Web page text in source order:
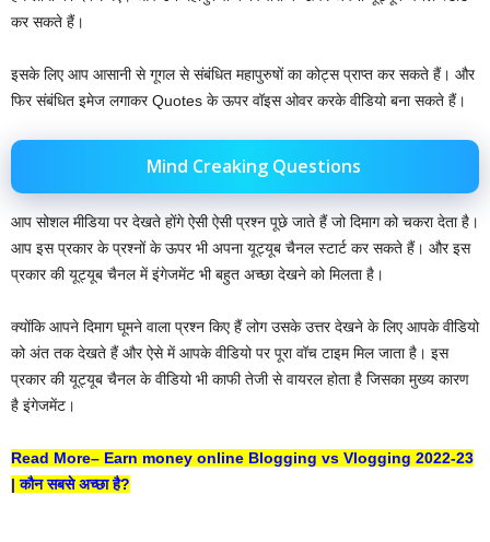
कर सकते हैं।
इसके लिए आप आसानी से गूगल से संबंधित महापुरुषों का कोट्स प्राप्त कर सकते हैं। और
फिर संबंधित इमेज लगाकर Quotes के ऊपर वॉइस ओवर करके वीडियो बना सकते हैं।
Mind Creaking Questions
आप सोशल मीडिया पर देखते होंगे ऐसी ऐसी प्रश्न पूछे जाते हैं जो दिमाग को चकरा देता है।
आप इस प्रकार के प्रश्नों के ऊपर भी अपना यूट्यूब चैनल स्टार्ट कर सकते हैं। और इस
प्रकार की यूट्यूब चैनल में इंगेजमेंट भी बहुत अच्छा देखने को मिलता है।
क्योंकि आपने दिमाग घूमने वाला प्रश्न किए हैं लोग उसके उत्तर देखने के लिए आपके वीडियो
को अंत तक देखते हैं और ऐसे में आपके वीडियो पर पूरा वॉच टाइम मिल जाता है। इस
प्रकार की यूट्यूब चैनल के वीडियो भी काफी तेजी से वायरल होता है जिसका मुख्य कारण
है इंगेजमेंट।
Read More– Earn money online Blogging vs Vlogging 2022-23
| कौन सबसे अच्छा है?